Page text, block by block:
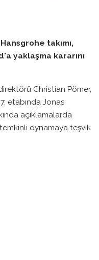
takımı,
yaklaşma kararını
Christian Pömer,
7. etabında Jonas
açıklamalarda
oynamaya teşvik